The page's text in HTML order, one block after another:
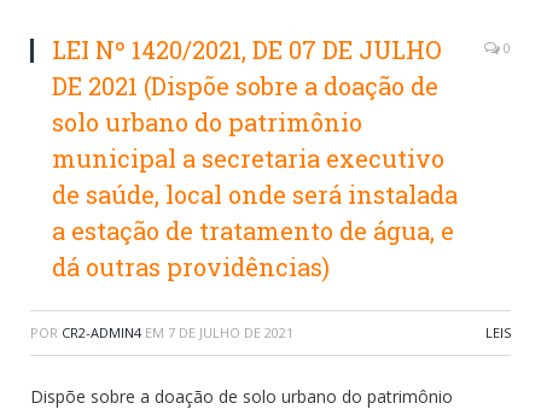
LEI Nº 1420/2021, DE 07 DE JULHO
DE 2021 (Dispõe sobre a doação de
solo urbano do patrimônio
municipal a secretaria executivo
de saúde, local onde será instalada
a estação de tratamento de água, e
dá outras providências)
0
POR CR2-ADMIN4 EM 7 DE JULHO DE 2021 LEIS
Dispõe sobre a doação de solo urbano do patrimônio